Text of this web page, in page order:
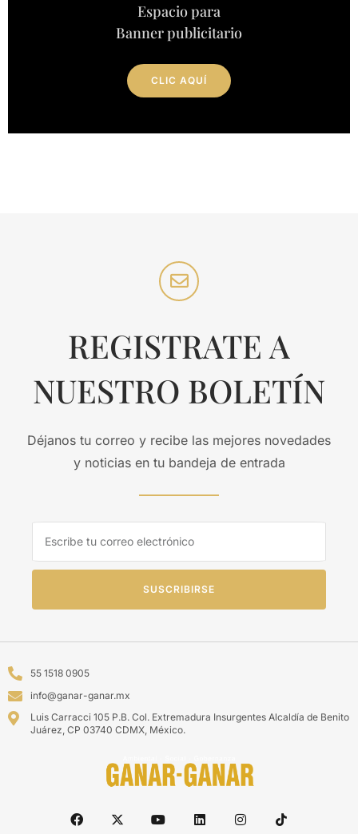
Espacio para
Banner publicitario
CLIC AQUÍ
REGISTRATE A
NUESTRO BOLETÍN
Déjanos tu correo y recibe las mejores novedades
y noticias en tu bandeja de entrada
SUSCRIBIRSE
55 1518 0905
info@ganar-ganar.mx
Luis Carracci 105 P.B. Col. Extremadura Insurgentes Alcaldía de Benito
Juárez, CP 03740 CDMX, México.